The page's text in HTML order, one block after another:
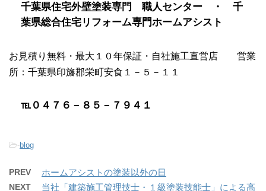
千葉県住宅外壁塗装専門 職人センター ・ 千
葉県総合住宅リフォーム専門ホームアシスト
お見積り無料・最大１０年保証・自社施工直営店 営業
所：千葉県印旛郡栄町安食１－５－１１
℡０４７６－８５－７９４１
-blog
PREV ホームアシストの塗装以外の日
NEXT 当社「建築施工管理技士・１級塗装技能士」による高